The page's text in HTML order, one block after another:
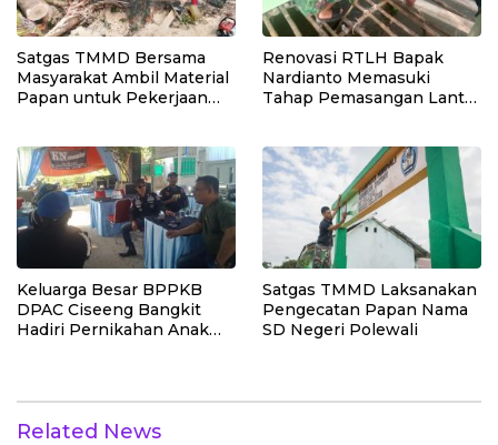
Satgas TMMD Bersama
Masyarakat Ambil Material
Papan untuk Pekerjaan
Renovasi RTLH Bapak
Nardianto Memasuki
Tahap Pemasangan Lantai
Keluarga Besar BPPKB
DPAC Ciseeng Bangkit
Hadiri Pernikahan Anak
Satgas TMMD Laksanakan
Pengecatan Papan Nama
SD Negeri Polewali
Related News